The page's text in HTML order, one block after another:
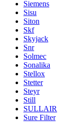
Siemens
Sisu
Siton
Skf
Skyjack
Snr
Solmec
Sonalika
Stellox
Stetter
Steyr
Still
SULLAIR
Sure Filter